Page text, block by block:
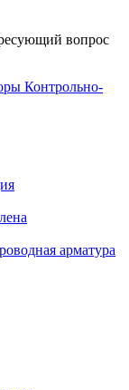
вопрос
Контрольно-
арматура